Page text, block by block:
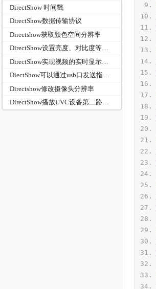
DirectShow 时间戳
DirectShow数据传输协议
Directshow获取颜色空间分辨率
DirectShow设置亮度、对比度等属性
DiectShow可以通过usb口发送指令给相机吗？例如控制相机的焦距
Directshow修改摄像头分辨率
DirectShow播放UVC设备第二路码流方法